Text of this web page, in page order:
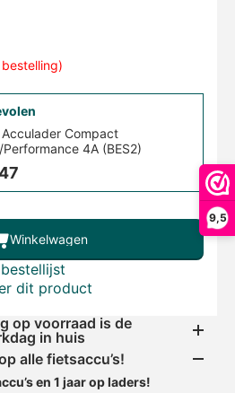
9,5
Acculader Compact
4A (BES2)
Winkelwagen
dit product
op voorraad is de
in huis
alle fietsaccu’s!
en 1 jaar op laders!